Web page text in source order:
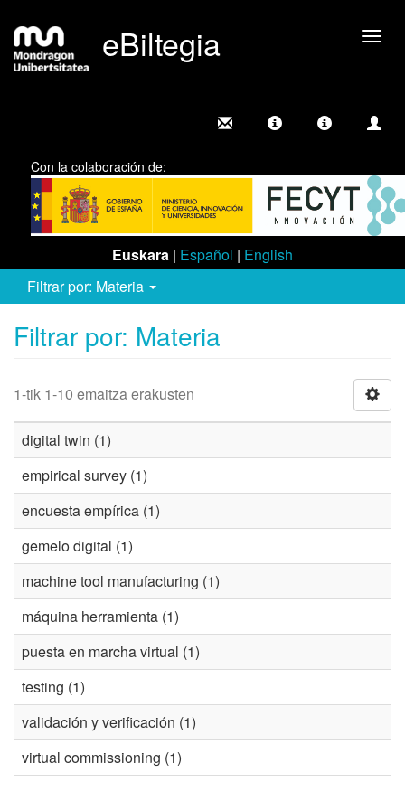
eBiltegia
Con la colaboración de:
Euskara | Español | English
Filtrar por: Materia
Filtrar por: Materia
1-tik 1-10 emaitza erakusten
digital twin (1)
empirical survey (1)
encuesta empírica (1)
gemelo digital (1)
machine tool manufacturing (1)
máquina herramienta (1)
puesta en marcha virtual (1)
testing (1)
validación y verificación (1)
virtual commissioning (1)